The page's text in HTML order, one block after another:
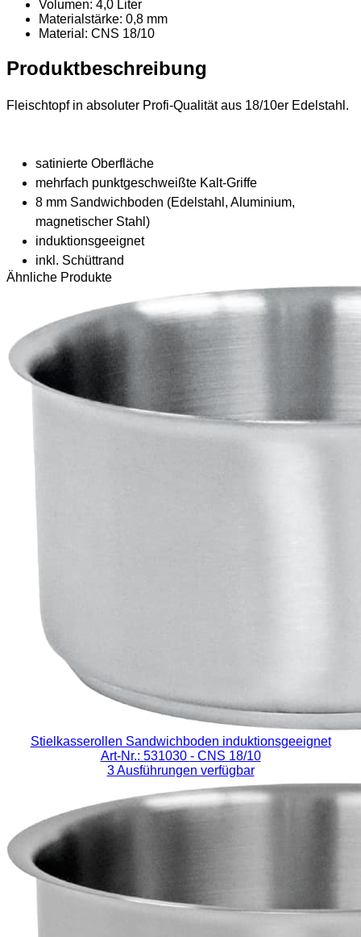
Volumen: 4,0 Liter
Materialstärke: 0,8 mm
Material : CNS 18/10
Produktbeschreibung
Fleischtopf in absoluter Profi-Qualität aus 18/10er Edelstahl.
satinierte Oberfläche
mehrfach punktgeschweißte Kalt-Griffe
8 mm Sandwichboden (Edelstahl, Aluminium,
magnetischer Stahl)
induktionsgeeignet
inkl. Schüttrand
Ähnliche Produkte
Stielkasserollen Sandwichboden induktionsgeeignet
Art-Nr.: 531030 - CNS 18/10
3 Ausführungen verfügbar